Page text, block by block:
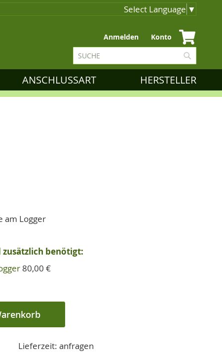
Select Language ▼
Zum
Inhalt
springen
Anmelden Konto
Suche
ANSCHLUSSART HERSTELLER
am Logger
benötigt:
80,00 €
Lieferzeit: anfragen